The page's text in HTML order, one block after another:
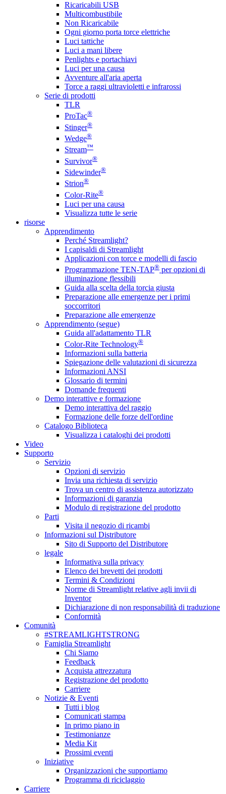
Ricaricabili USB
Multicombustibile
Non Ricaricabile
Ogni giorno porta torce elettriche
Luci tattiche
Luci a mani libere
Penlights e portachiavi
Luci per una causa
Avventure all'aria aperta
Torce a raggi ultravioletti e infrarossi
Serie di prodotti
TLR
ProTac®
Stinger®
Wedge®
Stream™
Survivor®
Sidewinder®
Strion®
Color-Rite®
Luci per una causa
Visualizza tutte le serie
risorse
Apprendimento
Perché Streamlight?
I capisaldi di Streamlight
Applicazioni con torce e modelli di fascio
Programmazione TEN-TAP® per opzioni di
illuminazione flessibili
Guida alla scelta della torcia giusta
Preparazione alle emergenze per i primi
soccorritori
Preparazione alle emergenze
Apprendimento (segue)
Guida all'adattamento TLR
Color-Rite Technology®
Informazioni sulla batteria
Spiegazione delle valutazioni di sicurezza
Informazioni ANSI
Glossario di termini
Domande frequenti
Demo interattive e formazione
Demo interattiva del raggio
Formazione delle forze dell'ordine
Catalogo Biblioteca
Visualizza i cataloghi dei prodotti
Video
Supporto
Servizio
Opzioni di servizio
Invia una richiesta di servizio
Trova un centro di assistenza autorizzato
Informazioni di garanzia
Modulo di registrazione del prodotto
Parti
Visita il negozio di ricambi
Informazioni sul Distributore
Sito di Supporto del Distributore
legale
Informativa sulla privacy
Elenco dei brevetti dei prodotti
Termini & Condizioni
Norme di Streamlight relative agli invii di
Inventor
Dichiarazione di non responsabilità di traduzione
Conformità
Comunità
#STREAMLIGHTSTRONG
Famiglia Streamlight
Chi Siamo
Feedback
Acquista attrezzatura
Registrazione del prodotto
Carriere
Notizie & Eventi
Tutti i blog
Comunicati stampa
In primo piano in
Testimonianze
Media Kit
Prossimi eventi
Iniziative
Organizzazioni che supportiamo
Programma di riciclaggio
Carriere